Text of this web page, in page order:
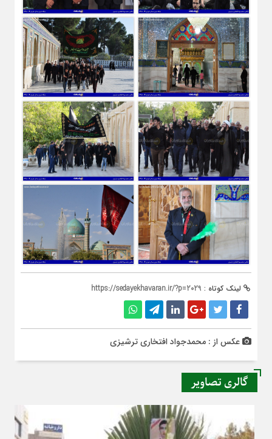
لینک کوتاه : https://sedayekhavaran.ir/?p=2029
عکس از : محمدجواد افتخاری ترشیزی
گالری تصاویر